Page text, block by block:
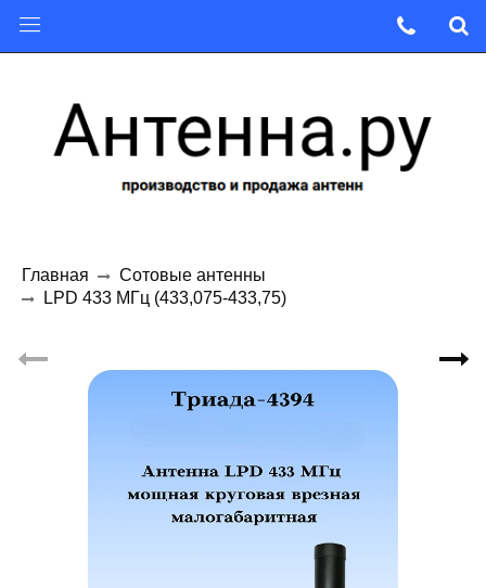
Главная
Сотовые антенны
LPD 433 МГц (433,075-433,75)